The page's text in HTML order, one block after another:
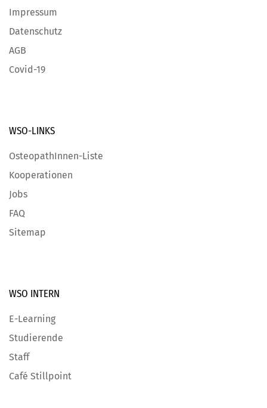
Impressum
Datenschutz
AGB
Covid-19
WSO-LINKS
OsteopathInnen-Liste
Kooperationen
Jobs
FAQ
Sitemap
WSO INTERN
E-Learning
Studierende
Staff
Café Stillpoint